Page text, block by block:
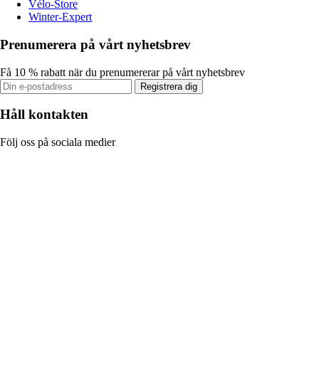
Vélo-Store
Winter-Expert
Prenumerera på vårt nyhetsbrev
Få 10 % rabatt när du prenumererar på vårt nyhetsbrev
Registrera dig
Håll kontakten
Följ oss på sociala medier